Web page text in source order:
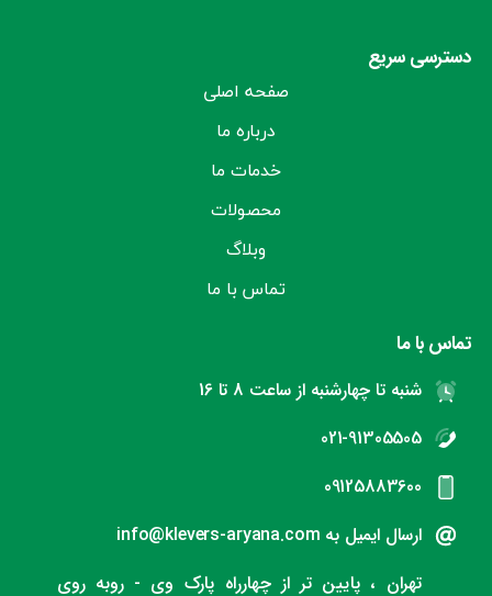
دسترسی سریع
صفحه اصلی
درباره ما
خدمات ما
محصولات
وبلاگ
تماس با ما
تماس با ما
شنبه تا چهارشنبه از ساعت 8 تا 16
021-91305505
09125883600
ارسال ایمیل به info@klevers-aryana.com
تهران ، پایین تر از چهارراه پارک وی - روبه روی